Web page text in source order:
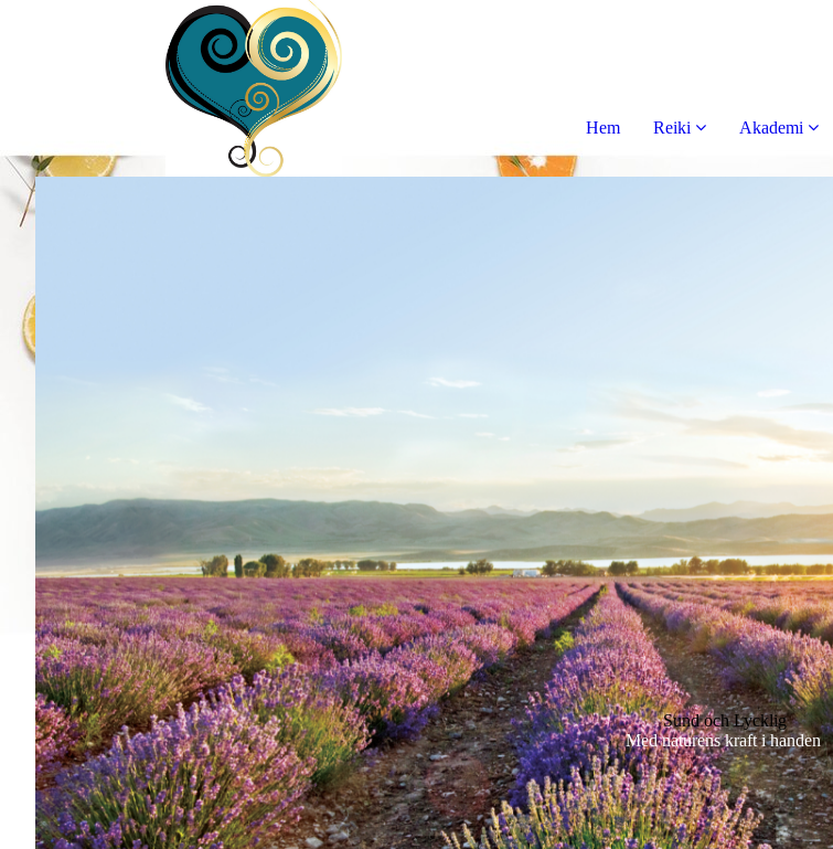
Hem Reiki Akademi
Sund och Lycklig
Med naturens kraft i handen